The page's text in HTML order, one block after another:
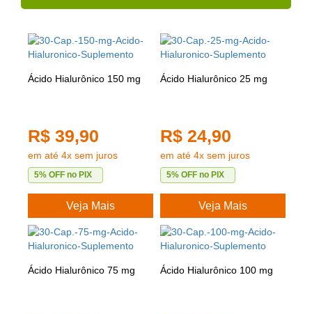
Ácido Hialurônico 150 mg
R$ 39,90
em até 4x sem juros
5% OFF no PIX
Veja Mais
Ácido Hialurônico 25 mg
R$ 24,90
em até 4x sem juros
5% OFF no PIX
Veja Mais
Ácido Hialurônico 75 mg Ácido Hialurônico 100 mg